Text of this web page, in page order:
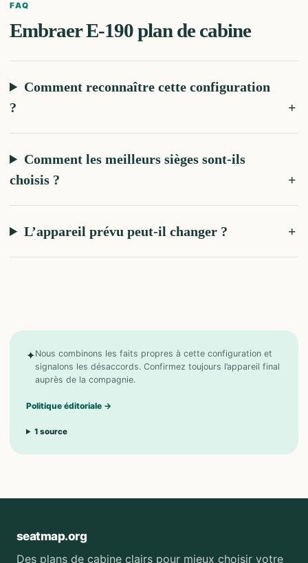
FAQ
Embraer E-190plan de cabine
Comment reconnaître cette configuration
?
Comment les meilleurs sièges sont-ils
choisis ?
L’appareil prévu peut-il changer ?
✦Nous combinons les faits propres à cette configuration et
signalons les désaccords. Confirmez toujours l’appareil final
auprès de la compagnie.
Politique éditoriale →
1 source
seatmap.org
Des plans de cabine clairs pour mieux choisir votre